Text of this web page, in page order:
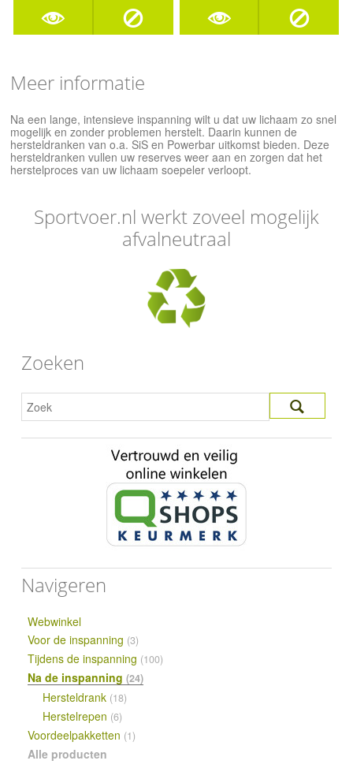
Meer informatie
Na een lange, intensieve inspanning wilt u dat uw lichaam zo snel
mogelijk en zonder problemen herstelt. Daarin kunnen de
hersteldranken van o.a. SiS en Powerbar uitkomst bieden. Deze
hersteldranken vullen uw reserves weer aan en zorgen dat het
herstelproces van uw lichaam soepeler verloopt.
Sportvoer.nl werkt zoveel mogelijk
afvalneutraal
Zoeken
Navigeren
Webwinkel
Voor de inspanning (3)
Tijdens de inspanning (100)
Na de inspanning(24)
Hersteldrank (18)
Herstelrepen (6)
Voordeelpakketten (1)
Alle producten